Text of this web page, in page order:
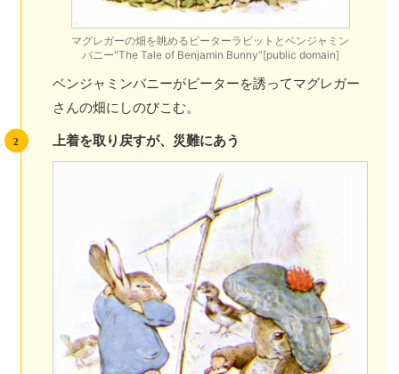
マグレガーの畑を眺めるピーターラビットとベンジャミン
バニー"The Tale of Benjamin Bunny"[public domain]
ベンジャミンバニーがピーターを誘ってマグレガー
さんの畑にしのびこむ。
上着を取り戻すが、災難にあう